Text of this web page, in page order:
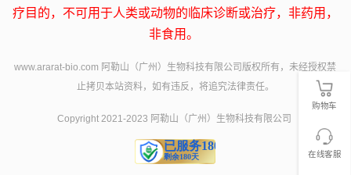
疗目的，不可用于人类或动物的临床诊断或治疗，非药用，
非食用。
www.ararat-bio.com 阿勒山（广州）生物科技有限公司版权所有，未经授权禁
止拷贝本站资料，如有违反，将追究法律责任。
Copyright 2021-2023 阿勒山（广州）生物科技有限公司
购物车
在线客服